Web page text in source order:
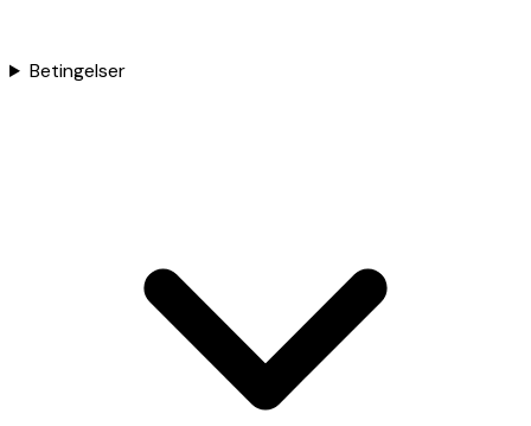
Betingelser